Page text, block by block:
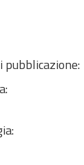
pubblicazione: